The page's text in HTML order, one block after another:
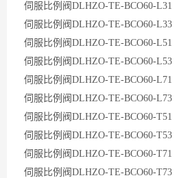
伺服比例阀DLHZO-TE-BCO60-L31
伺服比例阀DLHZO-TE-BCO60-L33
伺服比例阀DLHZO-TE-BCO60-L51
伺服比例阀DLHZO-TE-BCO60-L53
伺服比例阀DLHZO-TE-BCO60-L71
伺服比例阀DLHZO-TE-BCO60-L73
伺服比例阀DLHZO-TE-BCO60-T51
伺服比例阀DLHZO-TE-BCO60-T53
伺服比例阀DLHZO-TE-BCO60-T71
伺服比例阀DLHZO-TE-BCO60-T73